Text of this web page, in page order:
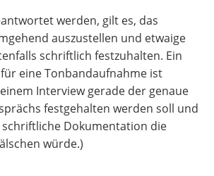
werden, gilt es, das
auszustellen und etwaige
schriftlich festzuhalten. Ein
eine Tonbandaufnahme ist
Interview gerade der genaue
festgehalten werden soll und
Dokumentation die
würde.)